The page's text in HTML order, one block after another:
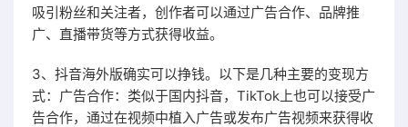
吸引粉丝和关注者，创作者可以通过广告合作、品牌推
广、直播带货等方式获得收益。
3、抖音海外版确实可以挣钱。以下是几种主要的变现方
式：广告合作：类似于国内抖音，TikTok上也可以接受广
告合作，通过在视频中植入广告或发布广告视频来获得收